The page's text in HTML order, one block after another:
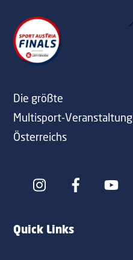
Die größte
Multisport-Veranstaltung
Österreichs
Icon
Icon
Quick Links